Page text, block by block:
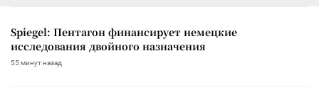
Spiegel: Пентагон финансирует немецкие
исследования двойного назначения
55 минут назад